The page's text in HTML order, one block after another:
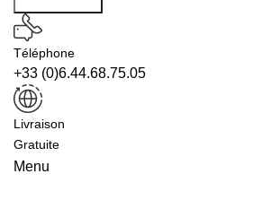
Téléphone
+33 (0)6.44.68.75.05
Livraison
Gratuite
Menu